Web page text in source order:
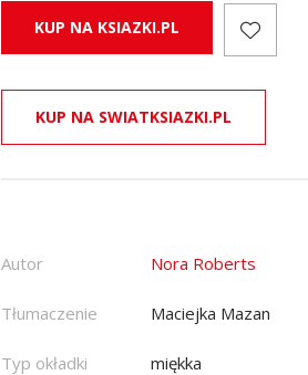
KUP NA KSIAZKI.PL
KUP NA SWIATKSIAZKI.PL
Autor Nora Roberts
Tłumaczenie Maciejka Mazan
Typ okładki miękka